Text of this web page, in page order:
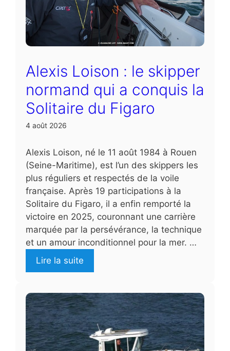
Alexis Loison : le skipper
normand qui a conquis la
Solitaire du Figaro
4 août 2026
Alexis Loison, né le 11 août 1984 à Rouen
(Seine-Maritime), est l’un des skippers les
plus réguliers et respectés de la voile
française. Après 19 participations à la
Solitaire du Figaro, il a enfin remporté la
victoire en 2025, couronnant une carrière
marquée par la persévérance, la technique
et un amour inconditionnel pour la mer. …
Lire la suite